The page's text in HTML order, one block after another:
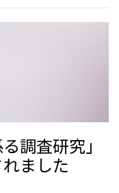
調査研究」
ました